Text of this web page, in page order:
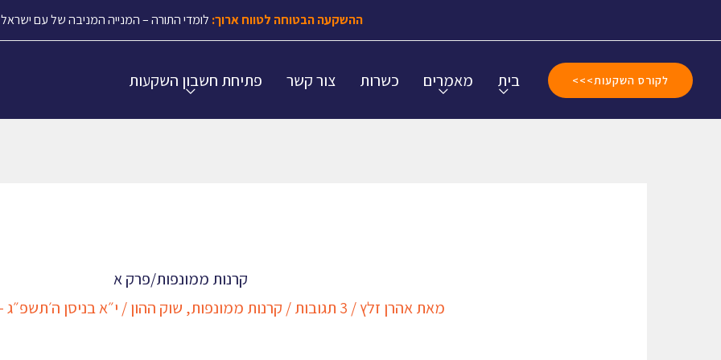
ההשקעה הבטוחה לטווח ארוך: לומדי התורה – המנייה המניבה של עם
לקורס השקעות>>> בית מאמרים כשרות צור קשר פתיחת חשבון השקעות
קרנות ממונפות/פרק א
מאתאהרן זלץ / 3 תגובות / קרנות ממונפות, שוק ההון/ י״א בניסן ה׳תשפ״ג – 02/04/